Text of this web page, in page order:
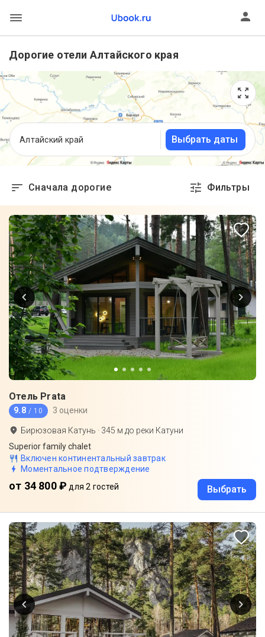
Дорогие отели Алтайского края
Алтайский край Выбрать даты
Сначала дорогие Фильтры
Отель Prata
9.8 / 10 3 оценки
Бирюзовая Катунь · 345 м до реки Катуни
Superior family chalet
Включен континентальный завтрак
Моментальное подтверждение
от 34 800 ₽ для 2 гостей Выбрать